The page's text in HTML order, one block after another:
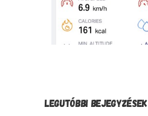
LEGUTÓBBI BEJEGYZÉSEK